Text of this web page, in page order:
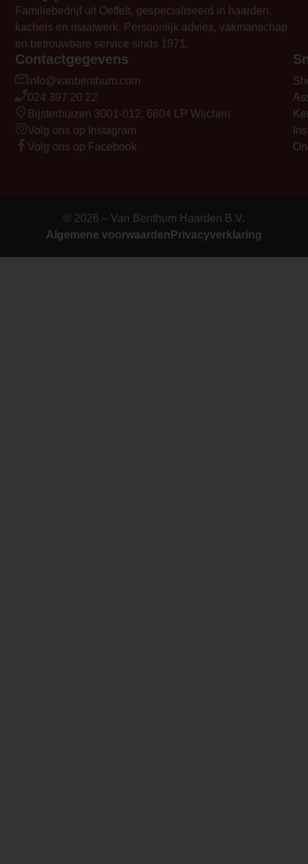
Element Builder for Description
— Please Select —
https://www.youtube.com/
Familiebedrijf uit Oeffelt, gespecialiseerd in haarden,
kachels en maatwerk. Persoonlijk advies, vakmanschap
en betrouwbare service sinds 1971.
Contactgegevens
info@vanbenthum.com
024 397 20 22
Bijsterhuizen 3001-012, 6604 LP Wijchen
Volg ons op Instagram
Volg ons op Facebook
© 2026 – Van Benthum Haarden B.V.
Algemene voorwaarden Privacyverklaring